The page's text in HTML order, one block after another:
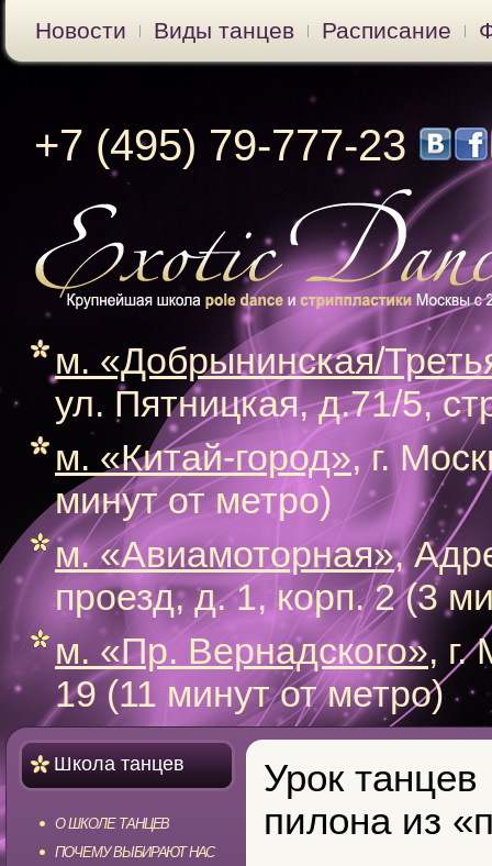
Новости Виды танцев Расписание
+7 (495) 79-777-23
м. «Добрынинская/
ул. Пятницкая, д.71/5,
м. «Китай-город», г.
минут от метро)
м. «Авиамоторная»,
проезд, д. 1, корп. 2 (3
м. «Пр. Вернадского», г.
19 (11 минут от метро)
Школа танцев
О ШКОЛЕ ТАНЦЕВ
ПОЧЕМУ ВЫБИРАЮТ НАС
Урок
пилона из